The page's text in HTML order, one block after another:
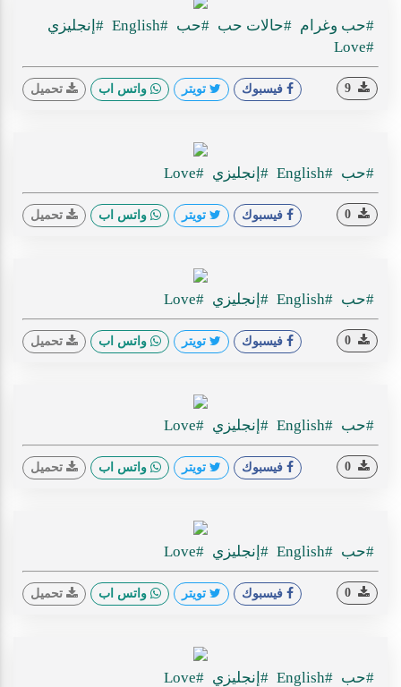
#حب وغرام #حالات حب #حب #English
#إنجليزي
#Love
فيسبوك تويتر واتس اب تحميل
#حب #English #إنجليزي #Love
فيسبوك تويتر واتس اب تحميل
#حب #English #إنجليزي #Love
فيسبوك تويتر واتس اب تحميل
#حب #English #إنجليزي #Love
فيسبوك تويتر واتس اب تحميل
#حب #English #إنجليزي #Love
فيسبوك تويتر واتس اب تحميل
#حب #English #إنجليزي #Love